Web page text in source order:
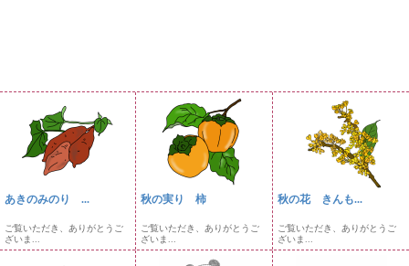
あきのみのり ...
ご覧いただき、ありがとうご
ざいま...
秋の実り 柿
ご覧いただき、ありがとうご
ざいま...
秋の花 きんも...
ご覧いただき、ありがとうご
ざいま...